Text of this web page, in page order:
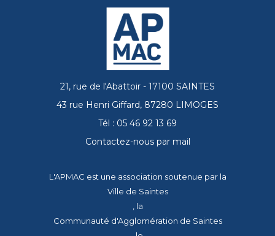
21, rue de l'Abattoir - 17100 SAINTES
43 rue Henri Giffard, 87280 LIMOGES
Tél : 05 46 92 13 69
Contactez-nous par mail
L'APMAC est une association soutenue par la
Ville de Saintes
, la
Communauté d'Agglomération de Saintes